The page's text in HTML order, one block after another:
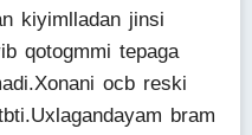
kiyimlladan jinsi
qotogmmi tepaga
ocb reski
bram